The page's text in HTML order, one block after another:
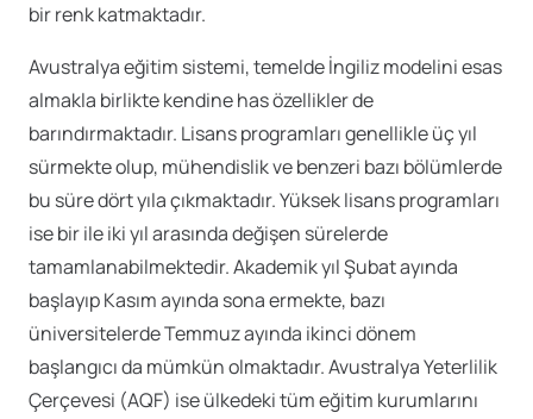
bir renk katmaktadır.
Avustralya eğitim sistemi, temelde İngiliz modelini esas
almakla birlikte kendine has özellikler de
barındırmaktadır. Lisans programları genellikle üç yıl
sürmekte olup, mühendislik ve benzeri bazı bölümlerde
bu süre dört yıla çıkmaktadır. Yüksek lisans programları
ise bir ile iki yıl arasında değişen sürelerde
tamamlanabilmektedir. Akademik yıl Şubat ayında
başlayıp Kasım ayında sona ermekte, bazı
üniversitelerde Temmuz ayında ikinci dönem
başlangıcı da mümkün olmaktadır. Avustralya Yeterlilik
Çerçevesi (AQF) ise ülkedeki tüm eğitim kurumlarını